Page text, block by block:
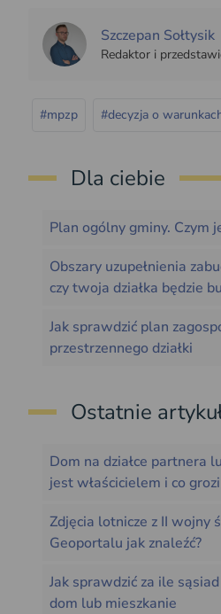
Szczepan Sołtysik
Redaktor i
#mpzp #decyzja o
Dla ciebie
Plan ogólny gminy. Czym
Obszary uzupełnienia
czy twoja działka będzie
Jak sprawdzić plan
przestrzennego działki
Ostatnie
Dom na działce partnera
jest właścicielem i co
Zdjęcia lotnicze z II wojny
Geoportalu jak znaleźć?
Jak sprawdzić za ile sąsiad
dom lub mieszkanie